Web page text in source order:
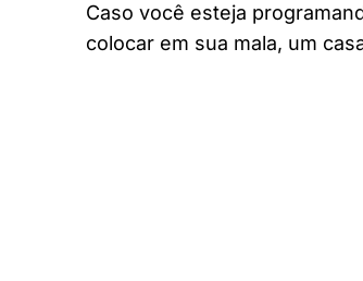
Caso você esteja
colocar em sua mala, um